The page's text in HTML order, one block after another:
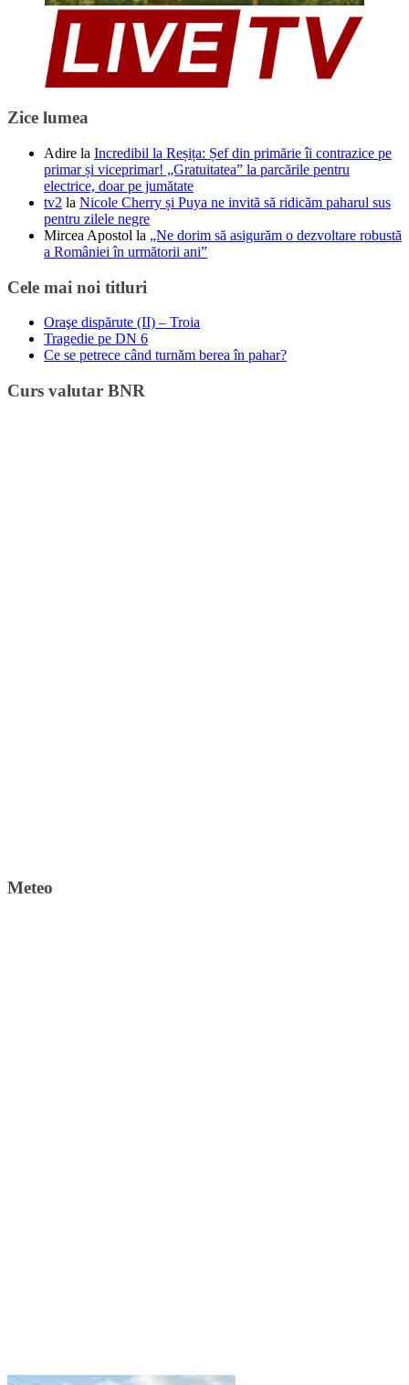
Zice lumea
Adire la Incredibil la Reșița: Șef din primărie îi contrazice pe
primar și viceprimar! „Gratuitatea” la parcările pentru
electrice, doar pe jumătate
tv2 la Nicole Cherry și Puya ne invită să ridicăm paharul sus
pentru zilele negre
Mircea Apostol la „Ne dorim să asigurăm o dezvoltare robustă
a României în următorii ani”
Cele mai noi titluri
Oraşe dispărute (II) – Troia
Tragedie pe DN 6
Ce se petrece când turnăm berea în pahar?
Curs valutar BNR
Meteo